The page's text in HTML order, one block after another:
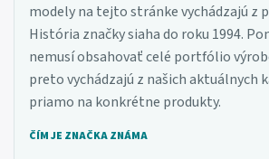
modely na tejto stránke vychádzajú z
História značky siaha do roku 1994.
nemusí obsahovať celé portfólio
preto vychádzajú z našich aktuálnych
priamo na konkrétne produkty.
ČÍM JE ZNAČKA ZNÁMA